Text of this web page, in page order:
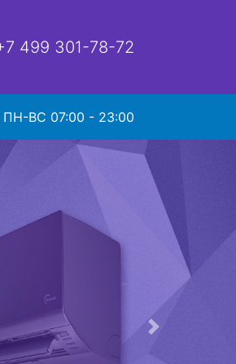
499 301-78-72
ПН-ВС 07:00 - 23:00
Следующая